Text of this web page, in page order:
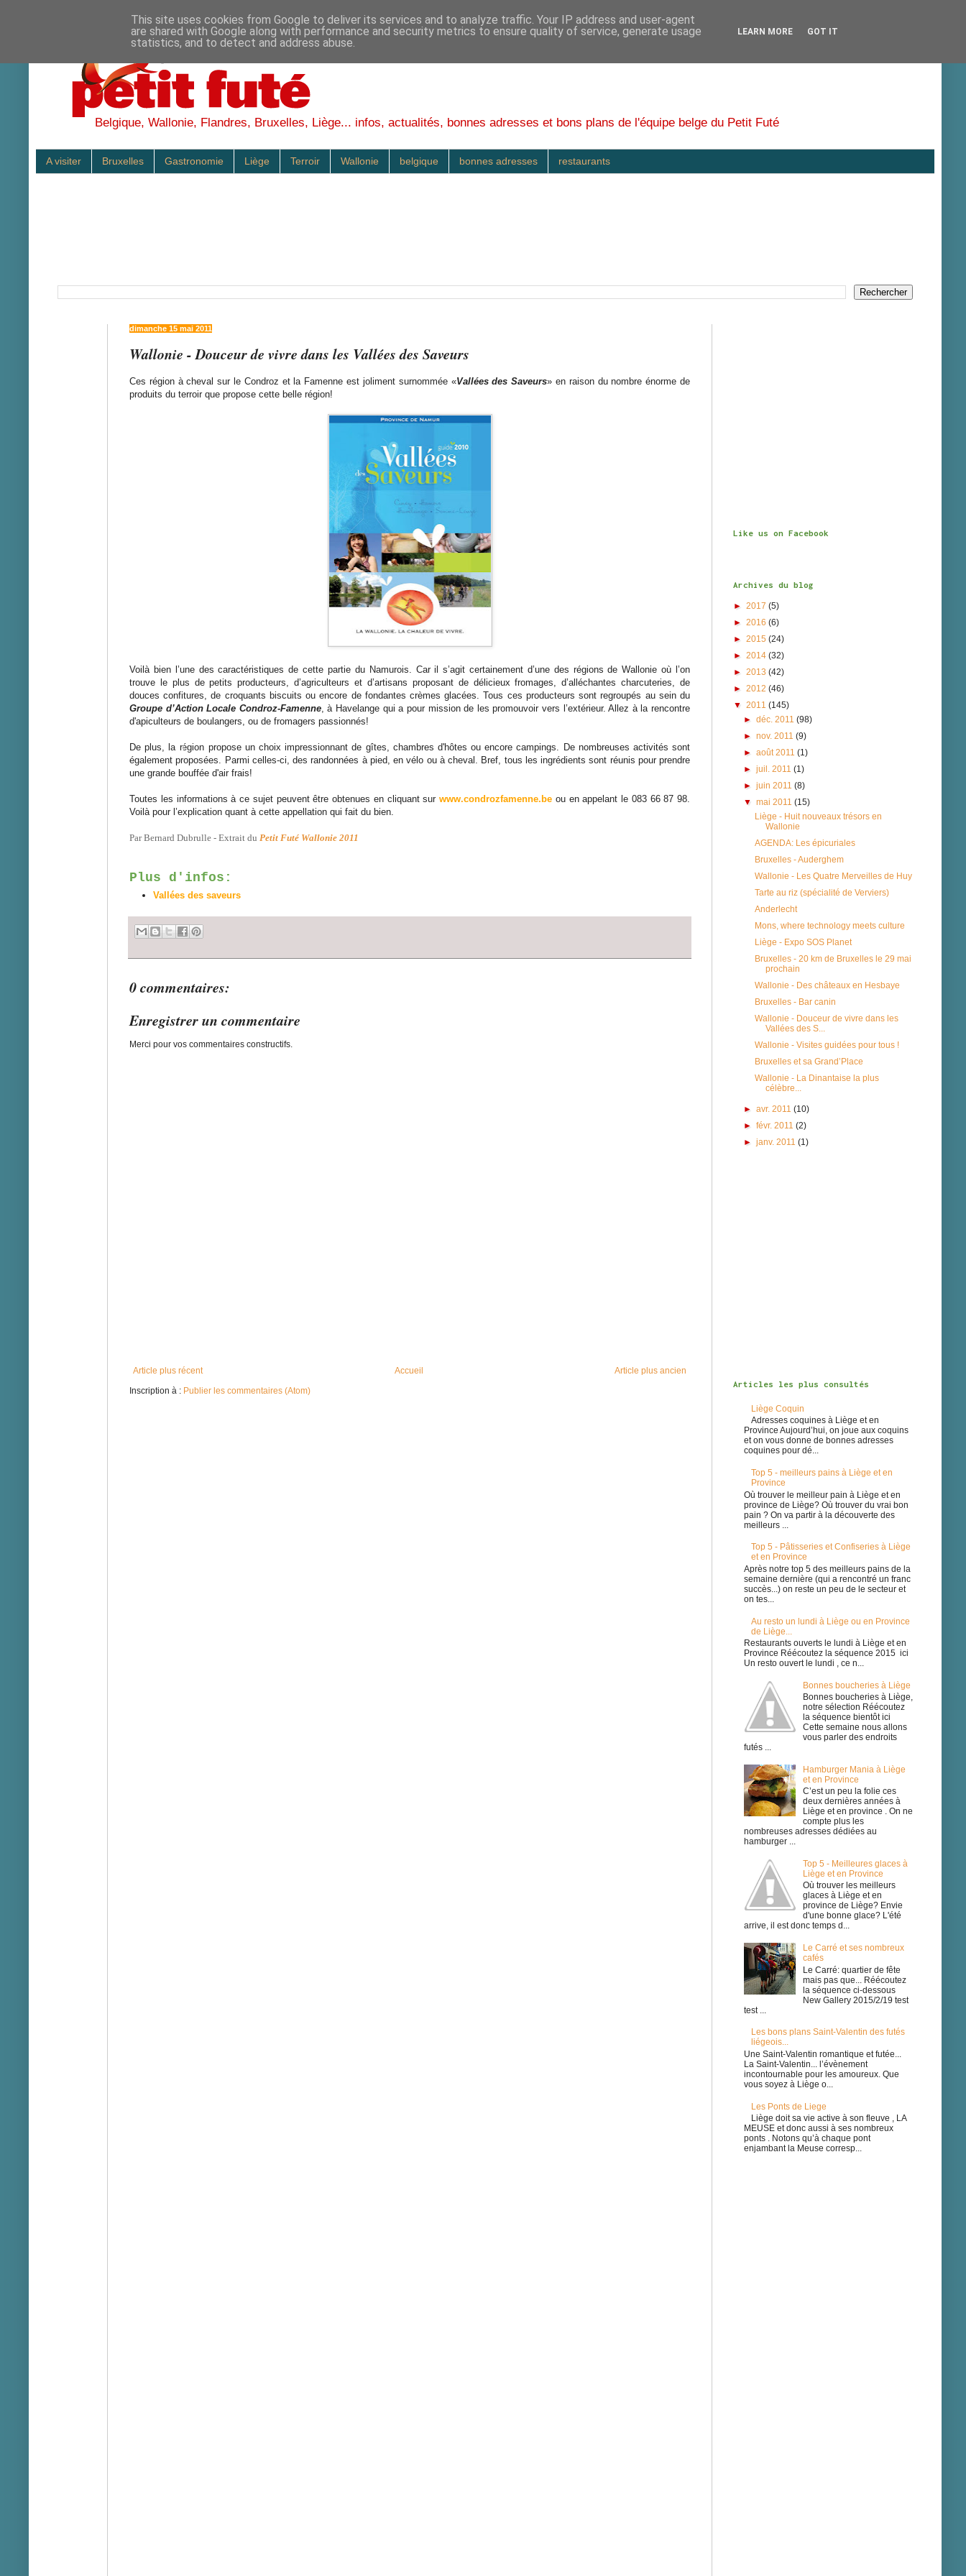
Belgique, Wallonie, Flandres, Bruxelles, Liège... infos, actualités, bonnes adresses et bons plans de l'équipe belge du Petit Futé
A visiter Bruxelles Gastronomie Liège Terroir Wallonie belgique bonnes adresses restaurants
dimanche 15 mai 2011
Wallonie - Douceur de vivre dans les Vallées des Saveurs
Ces région à cheval sur le Condroz et la Famenne est joliment surnommée «Vallées des Saveurs» en raison du nombre énorme de
produits du terroir que propose cette belle région!
Voilà bien l’une des caractéristiques de cette partie du Namurois. Car il s’agit certainement d’une des régions de Wallonie où l’on
trouve le plus de petits producteurs, d’agriculteurs et d’artisans proposant de délicieux fromages, d’alléchantes charcuteries, de
douces confitures, de croquants biscuits ou encore de fondantes crèmes glacées. Tous ces producteurs sont regroupés au sein du
Groupe d’Action Locale Condroz-Famenne, à Havelange qui a pour mission de les promouvoir vers l’extérieur. Allez à la rencontre
d'apiculteurs de boulangers, ou de fromagers passionnés!
De plus, la région propose un choix impressionnant de gîtes, chambres d'hôtes ou encore campings. De nombreuses activités sont
également proposées. Parmi celles-ci, des randonnées à pied, en vélo ou à cheval. Bref, tous les ingrédients sont réunis pour prendre
une grande bouffée d'air frais!
Toutes les informations à ce sujet peuvent être obtenues en cliquant sur www.condrozfamenne.be ou en appelant le 083 66 87 98.
Voilà pour l’explication quant à cette appellation qui fait du bien.
Par Bernard Dubrulle - Extrait du Petit Futé Wallonie 2011
Plus d'infos:
Vallées des saveurs
0 commentaires:
Enregistrer un commentaire
Merci pour vos commentaires constructifs.
Article plus récent Article plus ancien
Accueil
Inscription à : Publier les commentaires (Atom)
Like us on Facebook
Archives du blog
► 2017 (5)
► 2016 (6)
► 2015 (24)
► 2014 (32)
► 2013 (42)
► 2012 (46)
▼ 2011 (145)
►déc. 2011(98)
►nov. 2011(9)
►août 2011(1)
►juil. 2011(1)
►juin 2011(8)
▼mai 2011(15)
Liège - Huit nouveaux trésors en
Wallonie
AGENDA: Les épicuriales
Bruxelles - Auderghem
Wallonie - Les Quatre Merveilles de Huy
Tarte au riz (spécialité de Verviers)
Anderlecht
Mons, where technology meets culture
Liège - Expo SOS Planet
Bruxelles - 20 km de Bruxelles le 29 mai
prochain
Wallonie - Des châteaux en Hesbaye
Bruxelles - Bar canin
Wallonie - Douceur de vivre dans les
Vallées des S...
Wallonie - Visites guidées pour tous !
Bruxelles et sa Grand’Place
Wallonie - La Dinantaise la plus
célèbre...
►avr. 2011(10)
►févr. 2011(2)
►janv. 2011(1)
Articles les plus consultés
Liège Coquin
Adresses coquines à Liège et en
Province Aujourd’hui, on joue aux coquins
et on vous donne de bonnes adresses
coquines pour dé...
Top 5 - meilleurs pains à Liège et en
Province
Où trouver le meilleur pain à Liège et en
province de Liège? Où trouver du vrai bon
pain ? On va partir à la découverte des
meilleurs ...
Top 5 - Pâtisseries et Confiseries à Liège
et en Province
Après notre top 5 des meilleurs pains de la
semaine dernière (qui a rencontré un franc
succès...) on reste un peu de le secteur et
on tes...
Au resto un lundi à Liège ou en Province
de Liège...
Restaurants ouverts le lundi à Liège et en
Province Réécoutez la séquence 2015 ici
Un resto ouvert le lundi , ce n...
Bonnes boucheries à Liège
Bonnes boucheries à Liège,
notre sélection Réécoutez
la séquence bientôt ici
Cette semaine nous allons
vous parler des endroits
futés ...
Hamburger Mania à Liège
et en Province
C’est un peu la folie ces
deux dernières années à
Liège et en province . On ne
compte plus les
nombreuses adresses dédiées au
hamburger ...
Top 5 - Meilleures glaces à
Liège et en Province
Où trouver les meilleurs
glaces à Liège et en
province de Liège? Envie
d'une bonne glace? L'été
arrive, il est donc temps d...
Le Carré et ses nombreux
cafés
Le Carré: quartier de fête
mais pas que... Réécoutez
la séquence ci-dessous
New Gallery 2015/2/19 test
test ...
Les bons plans Saint-Valentin des futés
liégeois...
Une Saint-Valentin romantique et futée...
La Saint-Valentin... l’évènement
incontournable pour les amoureux. Que
vous soyez à Liège o...
Les Ponts de Liege
Liège doit sa vie active à son fleuve , LA
MEUSE et donc aussi à ses nombreux
ponts . Notons qu’à chaque pont
enjambant la Meuse corresp...
This site uses cookies from Google to deliver its services and to analyze traffic. Your IP address and user-agent
are shared with Google along with performance and security metrics to ensure quality of service, generate usage
statistics, and to detect and address abuse.
LEARN MORE GOT IT